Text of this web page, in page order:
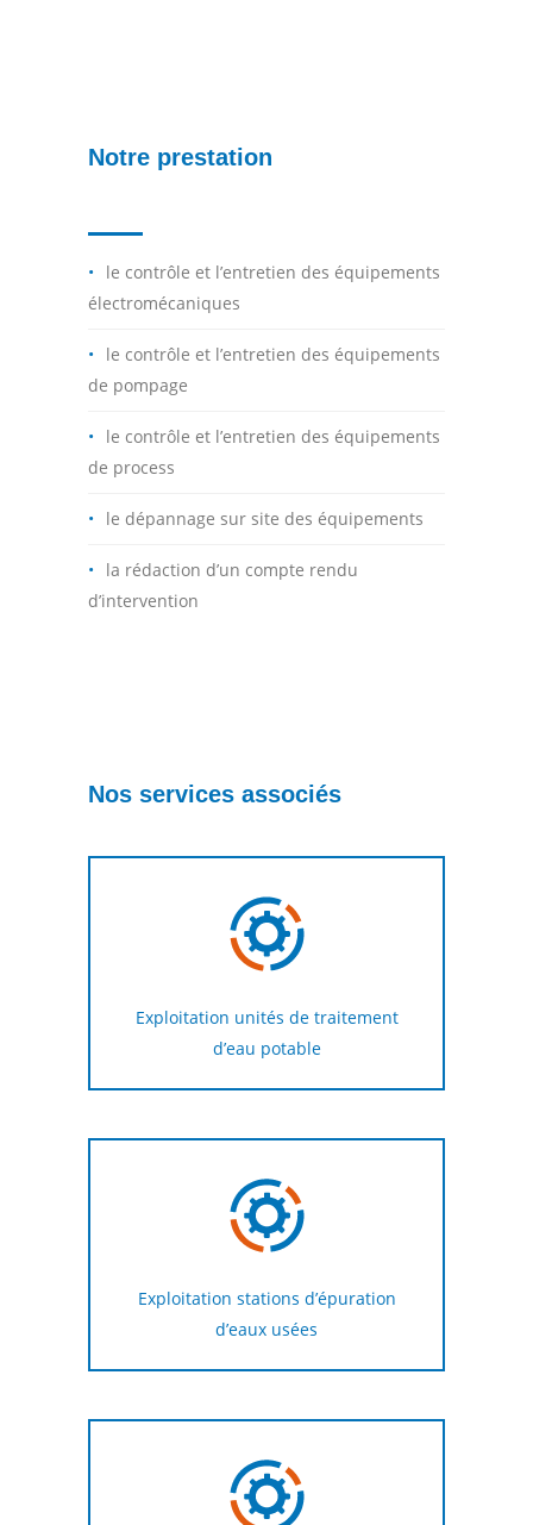
Notre prestation
le contrôle et l’entretien des équipements
électromécaniques
le contrôle et l’entretien des équipements
de pompage
le contrôle et l’entretien des équipements
de process
le dépannage sur site des équipements
la rédaction d’un compte rendu
d’intervention
Nos services associés
Exploitation unités de traitement
d’eau potable
Exploitation stations d’épuration
d’eaux usées